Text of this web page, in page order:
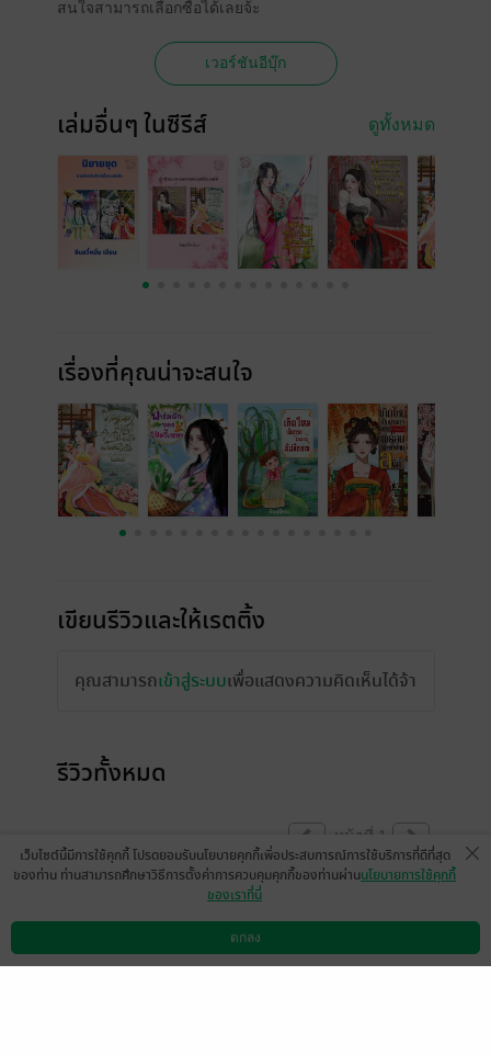
สนใจสามารถเลือกซื้อได้เลยจ้ะ
เวอร์ชันอีบุ๊ก
เล่มอื่นๆ ในซีรีส์ ดูทั้งหมด
เรื่องที่คุณน่าจะสนใจ
เขียนรีวิวและให้เรตติ้ง
คุณสามารถเข้าสู่ระบบเพื่อแสดงความคิดเห็นได้จ้า
รีวิวทั้งหมด
หน้าที่ 1
มีแล้ว - ap-user-53459192441078
3 ต.ค. 256816:47 น.
ดาวน์โหลดแอป วิธีการใช้งาน ติดต่อเรา
เว็บไซต์นี้มีการใช้คุกกี้ โปรดยอมรับนโยบายคุกกี้เพื่อประสบการณ์การใช้บริการที่ดีที่สุด
ของท่าน ท่านสามารถศึกษาวิธีการตั้งค่าการควบคุมคุกกี้ของท่านผ่านนโยบายการใช้คุกกี้
ของเราที่นี่
ตกลง